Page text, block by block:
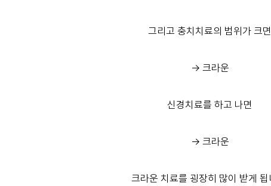
그리고 충치치료의 범위가 크
-> 크라운
신경치료를 하고 나면
-> 크라운
크라운 치료를 굉장히 많이 받게 됩